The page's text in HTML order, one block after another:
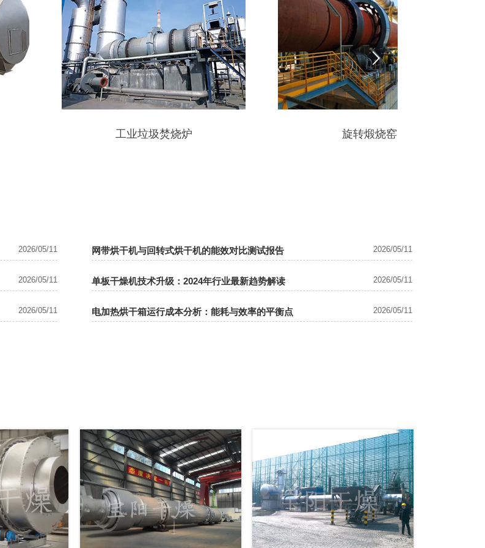

2026/05/11
2026/05/11
2026/05/11
网带烘干机与回转式烘干机的能效对比测试报告 2026/05/11
单板干燥机技术升级：2024年行业最新趋势解读 2026/05/11
电加热烘干箱运行成本分析：能耗与效率的平衡点 2026/05/11